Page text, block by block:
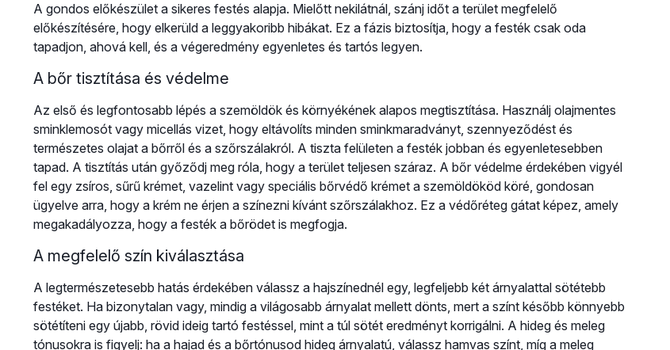
A gondos előkészület a sikeres festés alapja. Mielőtt nekilátnál, szánj időt a terület megfelelő
előkészítésére, hogy elkerüld a leggyakoribb hibákat. Ez a fázis biztosítja, hogy a festék csak oda
tapadjon, ahová kell, és a végeredmény egyenletes és tartós legyen.
A bőr tisztítása és védelme
Az első és legfontosabb lépés a szemöldök és környékének alapos megtisztítása. Használj olajmentes
sminklemosót vagy micellás vizet, hogy eltávolíts minden sminkmaradványt, szennyeződést és
természetes olajat a bőrről és a szőrszálakról. A tiszta felületen a festék jobban és egyenletesebben
tapad. A tisztítás után győződj meg róla, hogy a terület teljesen száraz. A bőr védelme érdekében vigyél
fel egy zsíros, sűrű krémet, vazelint vagy speciális bőrvédő krémet a szemöldököd köré, gondosan
ügyelve arra, hogy a krém ne érjen a színezni kívánt szőrszálakhoz. Ez a védőréteg gátat képez, amely
megakadályozza, hogy a festék a bőrödet is megfogja.
A megfelelő szín kiválasztása
A legtermészetesebb hatás érdekében válassz a hajszínednél egy, legfeljebb két árnyalattal sötétebb
festéket. Ha bizonytalan vagy, mindig a világosabb árnyalat mellett dönts, mert a színt később könnyebb
sötétíteni egy újabb, rövid ideig tartó festéssel, mint a túl sötét eredményt korrigálni. A hideg és meleg
tónusokra is figyelj: ha a hajad és a bőrtónusod hideg árnyalatú, válassz hamvas színt, míg a meleg